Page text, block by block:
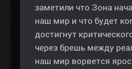
заметили что Зона
наш мир и что будет
достигнут
через брешь между
наш мир ворвется